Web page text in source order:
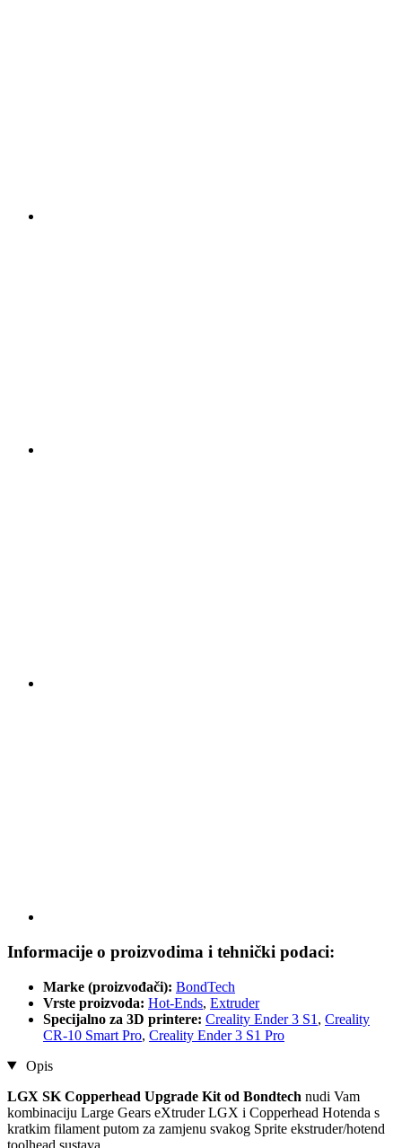
Informacije o proizvodima i tehnički podaci:
Marke (proizvođači): BondTech
Vrste proizvoda: Hot-Ends, Extruder
Specijalno za 3D printere: Creality Ender 3 S1 , Creality
CR-10 Smart Pro, Creality Ender 3 S1 Pro
Opis
LGX SK Copperhead Upgrade Kit od Bondtech nudi Vam
kombinaciju Large Gears eXtruder LGX i Copperhead Hotenda s
kratkim filament putom za zamjenu svakog Sprite ekstruder/hotend
toolhead sustava.